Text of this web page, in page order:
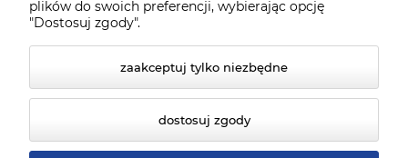
plików do swoich preferencji, wybierając opcję
"Dostosuj zgody".
zaakceptuj tylko niezbędne
dostosuj zgody